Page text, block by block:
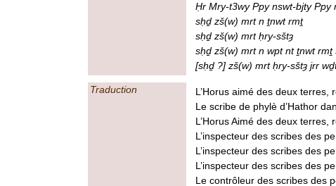
Ḥr Mry-t3wy Ppy nswt-bjty Ppy
sḥḏ zš(w) mrt n ṯnwt rmṯ
sḥḏ zš(w) mrt ḥry-sštȝ
sḥḏ zš(w) mrt n wpt nt ṯnwt rmṯ
[sḥḏ ?] zš(w) mrt ḥry-sštȝ jrr
Traduction
L’Horus aimé des deux terres,
Le scribe de phylè d’Hathor
L’Horus Aimé des deux
L’inspecteur des scribes des
L’inspecteur des scribes des
L’inspecteur des scribes des
Le contrôleur des scribes des